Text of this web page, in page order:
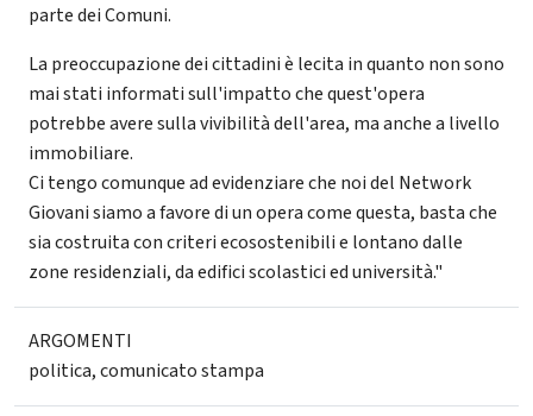
parte dei Comuni.
La preoccupazione dei cittadini è lecita in quanto non sono
mai stati informati sull'impatto che quest'opera
potrebbe avere sulla vivibilità dell'area, ma anche a livello
immobiliare.
Ci tengo comunque ad evidenziare che noi del Network
Giovani siamo a favore di un opera come questa, basta che
sia costruita con criteri ecosostenibili e lontano dalle
zone residenziali, da edifici scolastici ed università."
ARGOMENTI
politica,comunicato stampa